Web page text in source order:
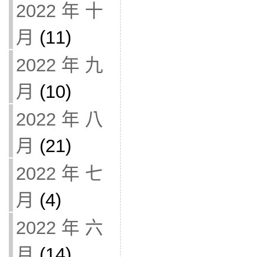
2022 年 十
月 (11)
2022 年 九
月 (10)
2022 年 八
月 (21)
2022 年 七
月 (4)
2022 年 六